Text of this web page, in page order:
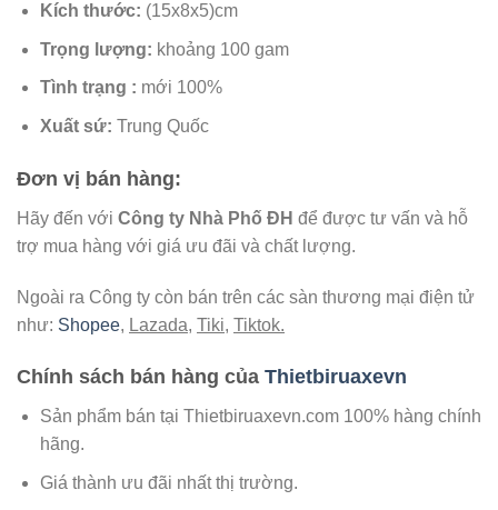
Kích thước: (15x8x5)cm
Trọng lượng: khoảng 100 gam
Tình trạng : mới 100%
Xuấtsứ: Trung Quốc
Đơn vị bán hàng:
Hãy đến với Công ty Nhà Phố ĐH để được tư vấn và hỗ
trợ mua hàng với giá ưu đãi và chất lượng.
Ngoài ra Công ty còn bán trên các sàn thương mại điện tử
như: Shopee, Lazada, Tiki, Tiktok.
Chính sách bán hàng của Thietbiruaxevn
Sản phẩm bán tại Thietbiruaxevn.com 100% hàng chính
hãng.
Giá thành ưu đãi nhất thị trường.